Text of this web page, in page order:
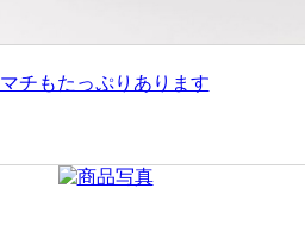
マチもたっぷりあります